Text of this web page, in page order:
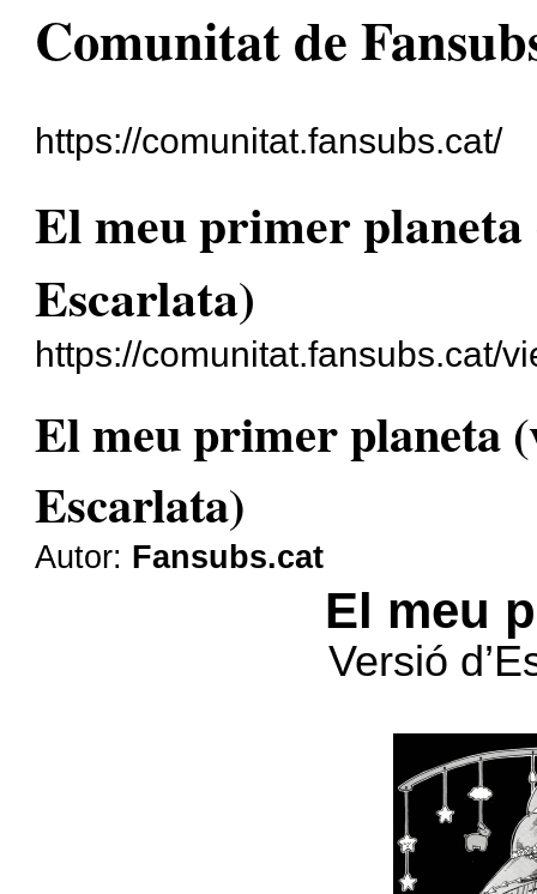
Comunitat de
https://comunitat.fansubs.cat/
El meu primer planeta
Escarlata)
https://comunitat.fansubs.cat/
El meu primer planeta
Escarlata)
Autor: Fansubs.cat
El meu
Versió